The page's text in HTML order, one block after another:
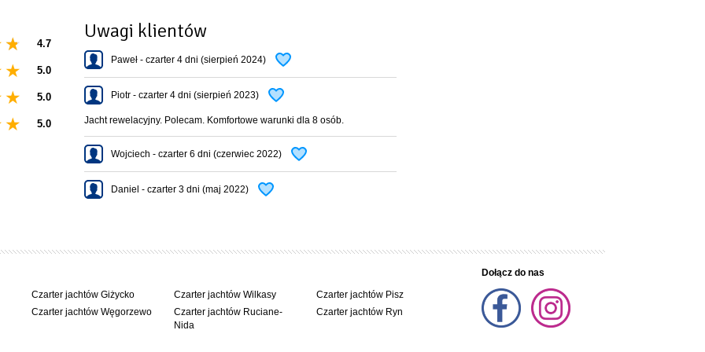
szafę, – w messie oprócz aneksu kuchennego doświetlonego bulajami na burcie
dwa miejsca do spania po rozłożeniu kanapy, dwie szafy oraz kabina z elektrycznym WC,
oraz przedział silnikowy pomiędzy nimi.
4.7
5.0
5.0
5.0
Uwagi klientów
Paweł - czarter 4 dni (sierpień 2024)
Piotr - czarter 4 dni (sierpień 2023)
Jacht rewelacyjny. Polecam. Komfortowe warunki dla 8 osób.
Wojciech - czarter 6 dni (czerwiec 2022)
Daniel - czarter 3 dni (maj 2022)
Czarter jachtów Giżycko
Czarter jachtów Węgorzewo
Czarter jachtów Wilkasy
Czarter jachtów Ruciane-
Nida
Czarter jachtów Pisz
Czarter jachtów Ryn
Dołącz do nas